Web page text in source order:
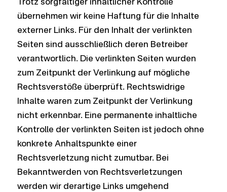
Trotz sorgfältiger inhaltlicher Kontrolle
übernehmen wir keine Haftung für die Inhalte
externer Links. Für den Inhalt der verlinkten
Seiten sind ausschließlich deren Betreiber
verantwortlich. Die verlinkten Seiten wurden
zum Zeitpunkt der Verlinkung auf mögliche
Rechtsverstöße überprüft. Rechtswidrige
Inhalte waren zum Zeitpunkt der Verlinkung
nicht erkennbar. Eine permanente inhaltliche
Kontrolle der verlinkten Seiten ist jedoch ohne
konkrete Anhaltspunkte einer
Rechtsverletzung nicht zumutbar. Bei
Bekanntwerden von Rechtsverletzungen
werden wir derartige Links umgehend